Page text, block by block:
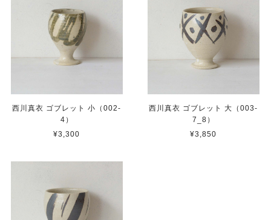
西川真衣 ゴブレット 小（002-
4）
¥3,300
西川真衣 ゴブレット 大（003-
7_8）
¥3,850